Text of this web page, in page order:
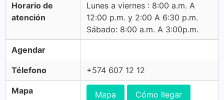
Horario de
atención
Lunes a viernes : 8:00 a.m. A
12:00 p.m. y 2:00 A 6:30 p.m.
Sábado: 8:00 a.m. A 3:00p.m.
Agendar
Télefono +574 607 12 12
Mapa Mapa Cómo llegar